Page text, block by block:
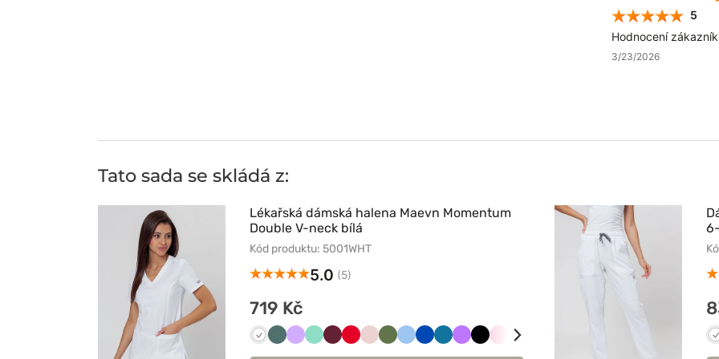
5
Hodnocení
3/23/2026
Tato sada se skládá z:
Lékařská dámská halena Maevn Momentum
Double V-neck bílá
Kód produktu: 5001WHT
5.0 (5)
719 Kč
BiałyPastelowa
Lawendowy
MiętowyWiśniowy
Czerwony
Pastelowy
Oliwkowy
NiebieskiKrólewski
Karaibski
Fioletowy
CzarnyJasnoróżowy
Klasyczny